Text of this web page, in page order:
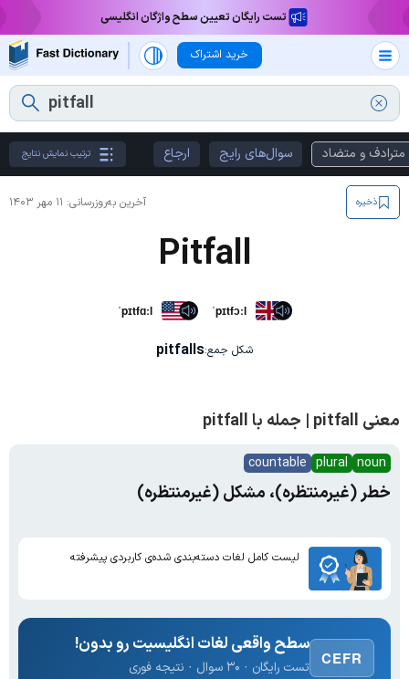
تست رایگان تعیین سطح واژگان انگلیسی
خرید اشتراک
مترادف و متضاد سوال‌های رایج ارجاع ترتیب نمایش نتایج
آخرین به‌روزرسانی: ۱۱ مهر ۱۴۰۳ ذخیره
Pitfall
ˈpɪtfɑːl ˈpɪtfɔːl
شکل جمع:pitfalls
معنی pitfall | جمله با pitfall
noun
plural
countable
خطر (غیرمنتظره)، مشکل (غیرمنتظره)
لیست کامل لغات دسته‌بندی شده‌ی کاربردی پیشرفته
CEFR
سطح واقعی لغات انگلیسیت رو بدون!
تست رایگان · ۳۰ سوال · نتیجه فوری